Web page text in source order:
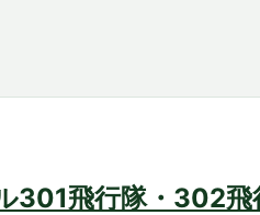
飛行隊・302飛